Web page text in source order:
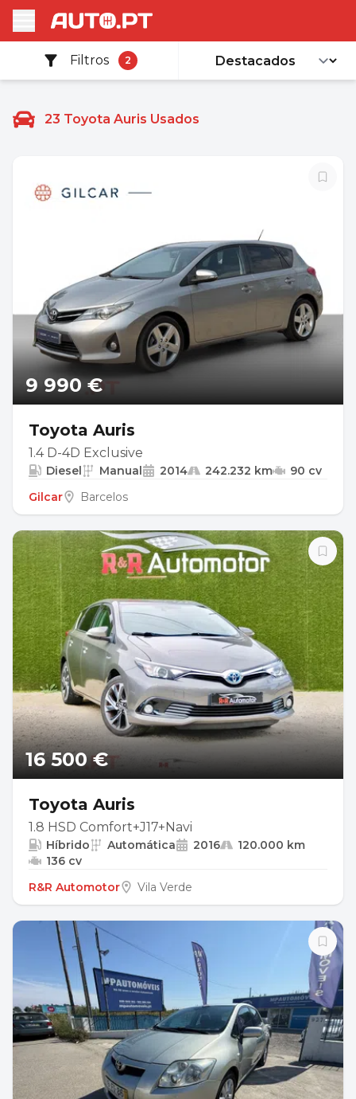
Filtros 2
23 Toyota Auris Usados
9 990 €
Toyota Auris
1.4 D-4D Exclusive
Diesel Manual 2014 242.232 km
90 cv
Gilcar
Barcelos
16 500 €
Toyota Auris
1.8 HSD Comfort+J17+Navi
Híbrido Automática 2016
120.000 km
136 cv
R&R Automotor
Vila Verde